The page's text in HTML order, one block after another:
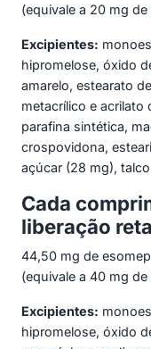
(equivale a 20 mg
Excipientes:
hipromelose, óxido
amarelo, estearato
metacrílico e acrilato
parafina sintética,
crospovidona,
açúcar (28 mg),
Cada
liberação
44,50 mg de
(equivale a 40 mg
Excipientes:
hipromelose, óxido